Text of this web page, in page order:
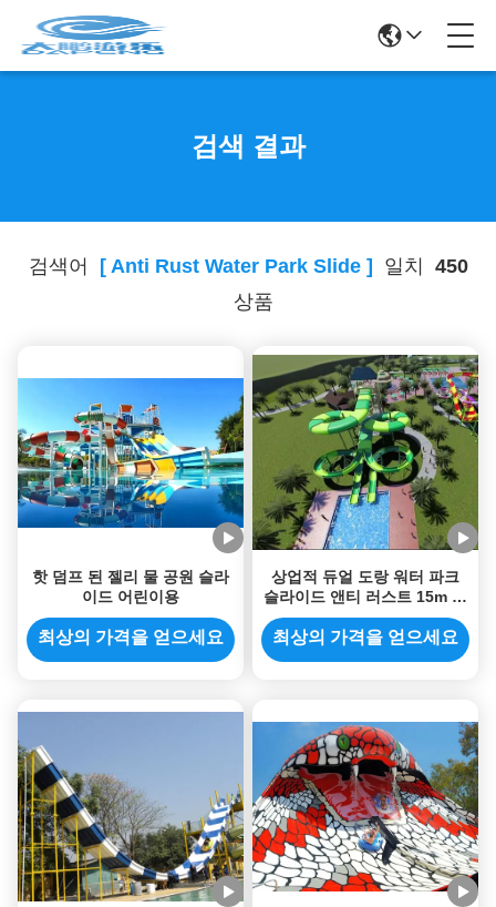
검색 결과
검색어 [ Anti Rust Water Park Slide ] 일치 450
상품
핫 덤프 된 젤리 물 공원 슬라
이드 어린이용
최상의 가격을 얻으세요
상업적 듀얼 도랑 워터 파크
슬라이드 앤티 러스트 15m 섬
유 유리 나선형 워터 슬라이드
최상의 가격을 얻으세요